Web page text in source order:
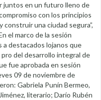
juntos en un futuro lleno de
con los principios
una ciudad segura”,
el marco de la sesión
destacados lojanos que
del desarrollo integral de
fue aprobada en sesión
09 de noviembre de
Gabriela Punín Bermeo,
literario; Darío Rubén